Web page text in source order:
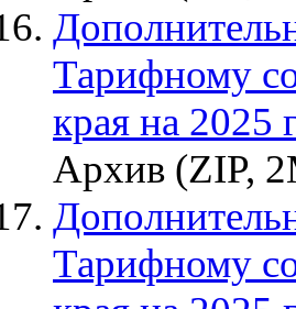
Тарифному
края на 2025
Архив (ZIP,
Тарифному